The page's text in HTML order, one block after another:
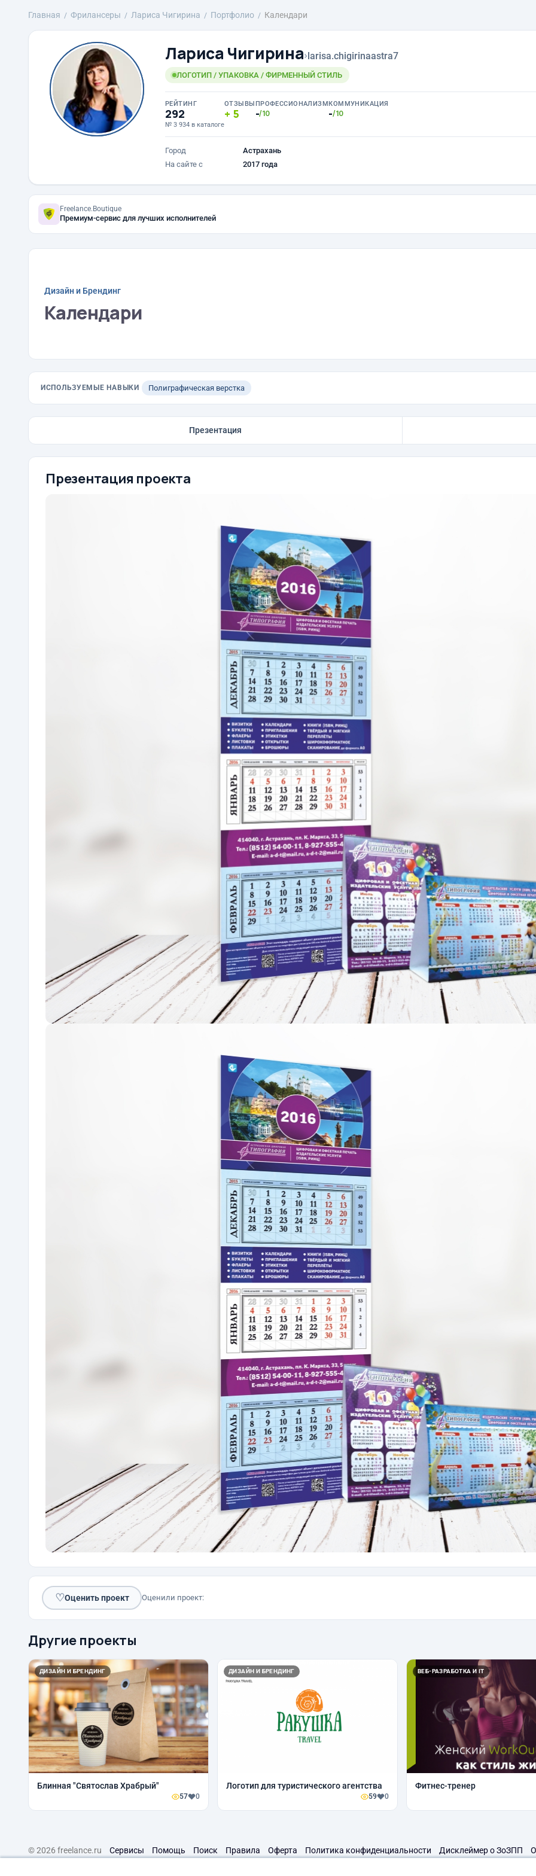
Главная Фрилансеры Лариса Чигирина Портфолио Календари
Лариса Чигирина›larisa.chigirinaastra7
ЛОГОТИП / УПАКОВКА / ФИРМЕННЫЙ СТИЛЬ
РЕЙТИНГ
292
№ 3 934 в каталоге
ОТЗЫВЫ
5
ПРОФЕССИОНАЛИЗМ
-/10
КОММУНИКАЦИЯ
-/10
Город
Астрахань
На сайте с
2017 года
Freelance.Boutique
Премиум-сервис для лучших исполнителей
Дизайн и Брендинг
Календари
ИСПОЛЬЗУЕМЫЕ НАВЫКИ Полиграфическая верстка
Презентация
Презентация проекта
♡Оценить проект Оценили проект:
Другие проекты
ДИЗАЙН И БРЕНДИНГ
Блинная "Святослав Храбрый"
57 0
ДИЗАЙН И БРЕНДИНГ
Логотип для туристического агентства
59 0
ВЕБ-РАЗРАБОТКА И IT
Фитнес-тренер
© 2026 freelance.ru Сервисы Помощь Поиск Правила Оферта Политика конфиденциальности Дисклеймер о ЗоЗПП